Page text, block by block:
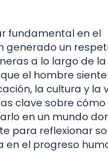
fundamental en el
generado un
a lo largo de la
el hombre
la cultura y la
clave sobre cómo
en un mundo
para reflexionar
en el progreso